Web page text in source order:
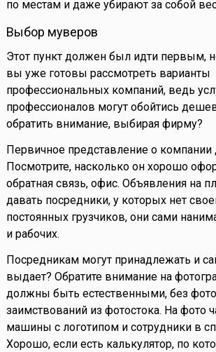
по местам и даже убирают за собой
Выбор муверов
Этот пункт должен был идти первым,
вы уже готовы рассмотреть варианты
профессиональных компаний, ведь
профессионалов могут обойтись
обратить внимание, выбирая фирму?
Первичное представление о компании
Посмотрите, насколько он хорошо
обратная связь, офис. Объявления на
давать посредники, у которых нет
постоянных грузчиков, они сами
и рабочих.
Посредникам могут принадлежать и
выдает? Обратите внимание на
должны быть естественными, без
заимствований из фотостока. На фото
машины с логотипом и сотрудники в
Хорошо, если есть калькулятор, по